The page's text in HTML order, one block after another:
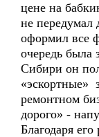
цене на
не передумал
оформил все
очередь
Сибири он
«эскортные»
ремонтном
дорого» -
Благодаря